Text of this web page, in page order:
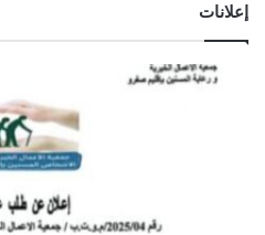
إعلانات